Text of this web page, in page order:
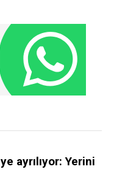
ayrılıyor: Yerini